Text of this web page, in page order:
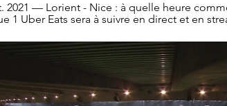
2021 — Lorient - Nice : à quelle heure
1 Uber Eats sera à suivre en direct et en